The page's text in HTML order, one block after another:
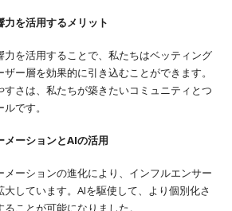
を活用するメリット
力を活用することで、私たちはベッティング
ー層を効果的に引き込むことができます。
さは、私たちが築きたいコミュニティとつ
です。
メーションとAIの活用
ーションの進化により、インフルエンサー
しています。AIを駆使して、より個別化さ
ことが可能になりました。